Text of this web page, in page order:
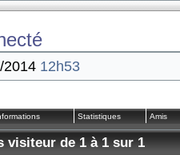
2014 12h53
Statistiques Amis
visiteur de 1 à1sur1